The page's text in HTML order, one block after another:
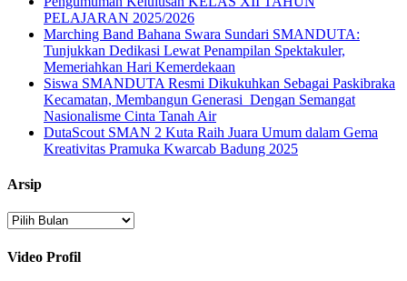
PELAJARAN 2025/2026
Marching Band Bahana Swara Sundari SMANDUTA:
Tunjukkan Dedikasi Lewat Penampilan Spektakuler,
Memeriahkan Hari Kemerdekaan
Siswa SMANDUTA Resmi Dikukuhkan Sebagai Paskibraka
Kecamatan, Membangun Generasi Dengan Semangat
Nasionalisme Cinta Tanah Air
DutaScout SMAN 2 Kuta Raih Juara Umum dalam Gema
Kreativitas Pramuka Kwarcab Badung 2025
Arsip
Arsip
Video Profil